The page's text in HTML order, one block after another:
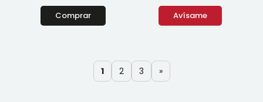
Comprar Avísame
1 2 3 »